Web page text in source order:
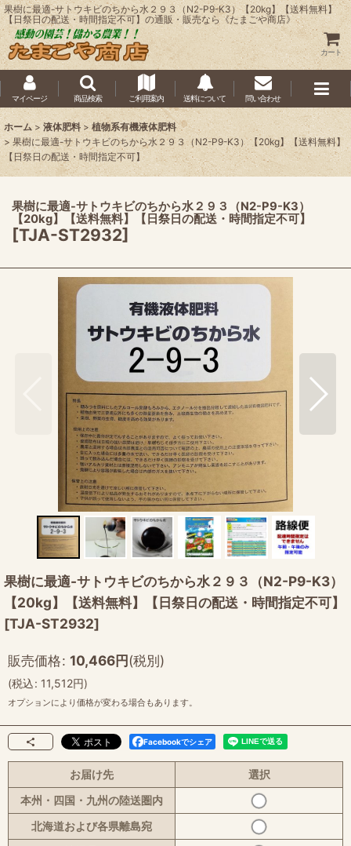
果樹に最適-サトウキビのちから水２９３（N2-P9-K3）【20kg】【送料無料】
【日祭日の配送・時間指定不可】の通販・販売なら《たまごや商店》
カート
マイページ 商品検索 ご利用案内 送料について 問い合わせ
ホーム > 液体肥料 > 植物系有機液体肥料
> 果樹に最適-サトウキビのちから水２９３（N2-P9-K3）【20kg】【送料無料】
【日祭日の配送・時間指定不可】
果樹に最適-サトウキビのちから水２９３（N2-P9-K3）
【20kg】【送料無料】【日祭日の配送・時間指定不可】
[TJA-ST2932]
果樹に最適-サトウキビのちから水２９３（N2-P9-K3）
【20kg】【送料無料】【日祭日の配送・時間指定不可】
[TJA-ST2932]
販売価格: 10,466円(税別)
(税込: 11,512円)
オプションにより価格が変わる場合もあります。
Facebookでシェア
お届け先
選択
本州・四国・九州の陸送圏内
北海道および各県離島宛